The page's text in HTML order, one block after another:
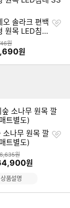
오 솔라크 편백
원목 LED침대
)
액원
액 원
찜
소나무 원목 깔
트별도)
금액원
인금액 원
찜
상품설명